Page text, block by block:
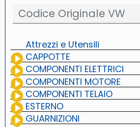
Attrezzi e Utensili
CAPPOTTE
COMPONENTI ELETTRICI
COMPONENTI MOTORE
COMPONENTI TELAIO
ESTERNO
GUARNIZIONI